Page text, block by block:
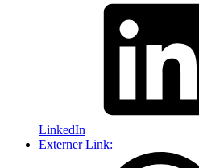
LinkedIn
Externer Link: